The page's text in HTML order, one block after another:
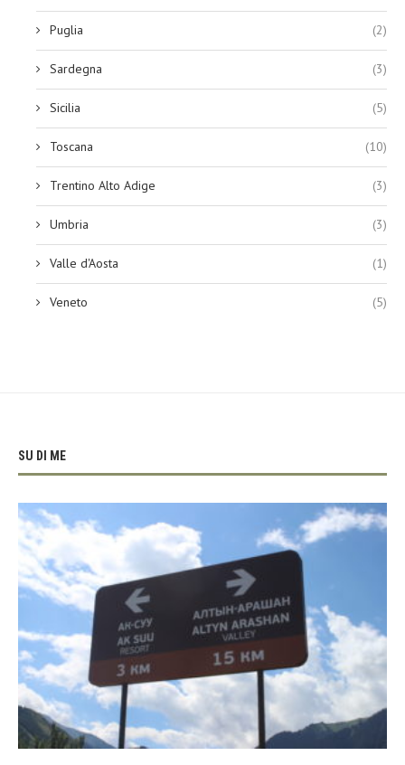
Puglia (2)
Sardegna (3)
Sicilia (5)
Toscana (10)
Trentino Alto Adige (3)
Umbria (3)
Valle d'Aosta (1)
Veneto (5)
SU DI ME